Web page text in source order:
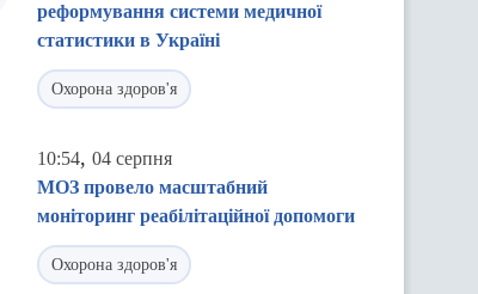
реформування системи медичної
статистики в Україні
Охорона здоров'я
10:54, 04 серпня
МОЗ провело масштабний
моніторинг реабілітаційної допомоги
Охорона здоров'я